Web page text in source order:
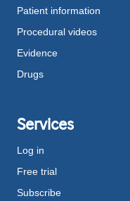
Patient information
Procedural videos
Evidence
Drugs
Services
Log in
Free trial
Subscribe